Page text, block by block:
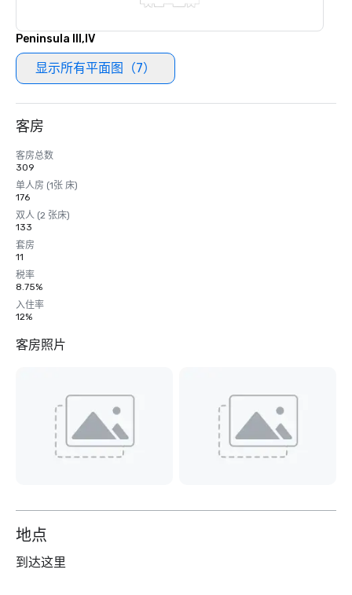
Peninsula III,IV
显示所有平面图（7）
客房
客房总数
309
单人房 (1张 床)
176
双人 (2 张床)
133
套房
11
税率
8.75%
入住率
12%
客房照片
地点
到达这里